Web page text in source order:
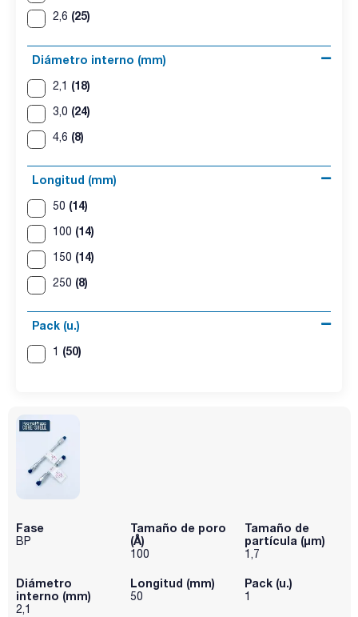
2,6 (25)
Diámetro interno (mm)
2,1 (18)
3,0 (24)
4,6 (8)
Longitud (mm)
50 (14)
100 (14)
150 (14)
250 (8)
Pack (u.)
1 (50)
Fase
BP
Tamaño de poro
(Å)
100
Tamaño de
partícula (μm)
1,7
Diámetro
interno (mm)
2,1
Longitud (mm)
50
Pack (u.)
1